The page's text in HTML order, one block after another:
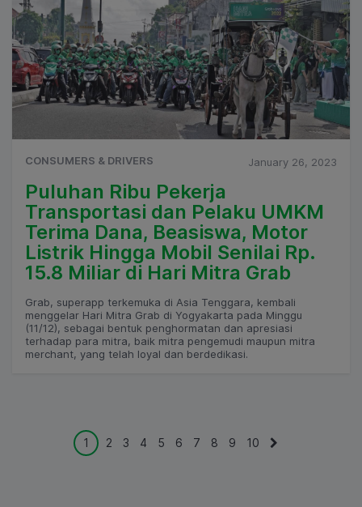
CONSUMERS & DRIVERS January 26, 2023
Puluhan Ribu Pekerja
Transportasi dan Pelaku UMKM
Terima Dana, Beasiswa, Motor
Listrik Hingga Mobil Senilai Rp.
15.8 Miliar di Hari Mitra Grab
Grab, superapp terkemuka di Asia Tenggara, kembali
menggelar Hari Mitra Grab di Yogyakarta pada Minggu
(11/12), sebagai bentuk penghormatan dan apresiasi
terhadap para mitra, baik mitra pengemudi maupun mitra
merchant, yang telah loyal dan berdedikasi.
1 2 3 4 5 6 7 8 9 10